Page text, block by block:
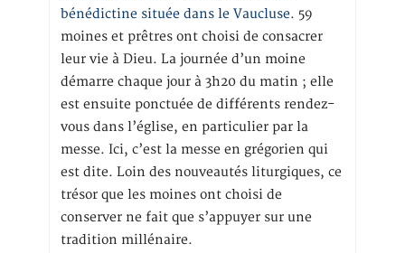
bénédictine située dans le Vaucluse. 59
moines et prêtres ont choisi de consacrer
leur vie à Dieu. La journée d’un moine
démarre chaque jour à 3h20 du matin ; elle
est ensuite ponctuée de différents rendez-
vous dans l’église, en particulier par la
messe. Ici, c’est la messe en grégorien qui
est dite. Loin des nouveautés liturgiques, ce
trésor que les moines ont choisi de
conserver ne fait que s’appuyer sur une
tradition millénaire.